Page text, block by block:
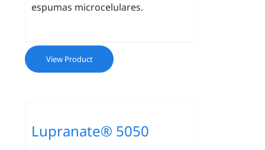
espumas microcelulares.
View Product
Lupranate® 5050